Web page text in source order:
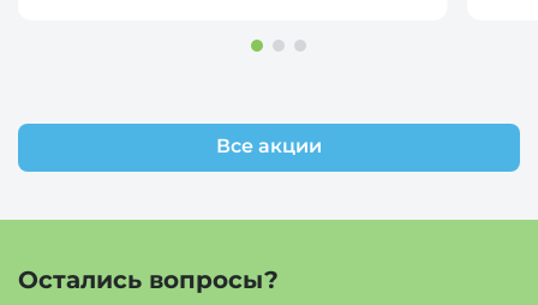
Все акции
Остались вопросы?